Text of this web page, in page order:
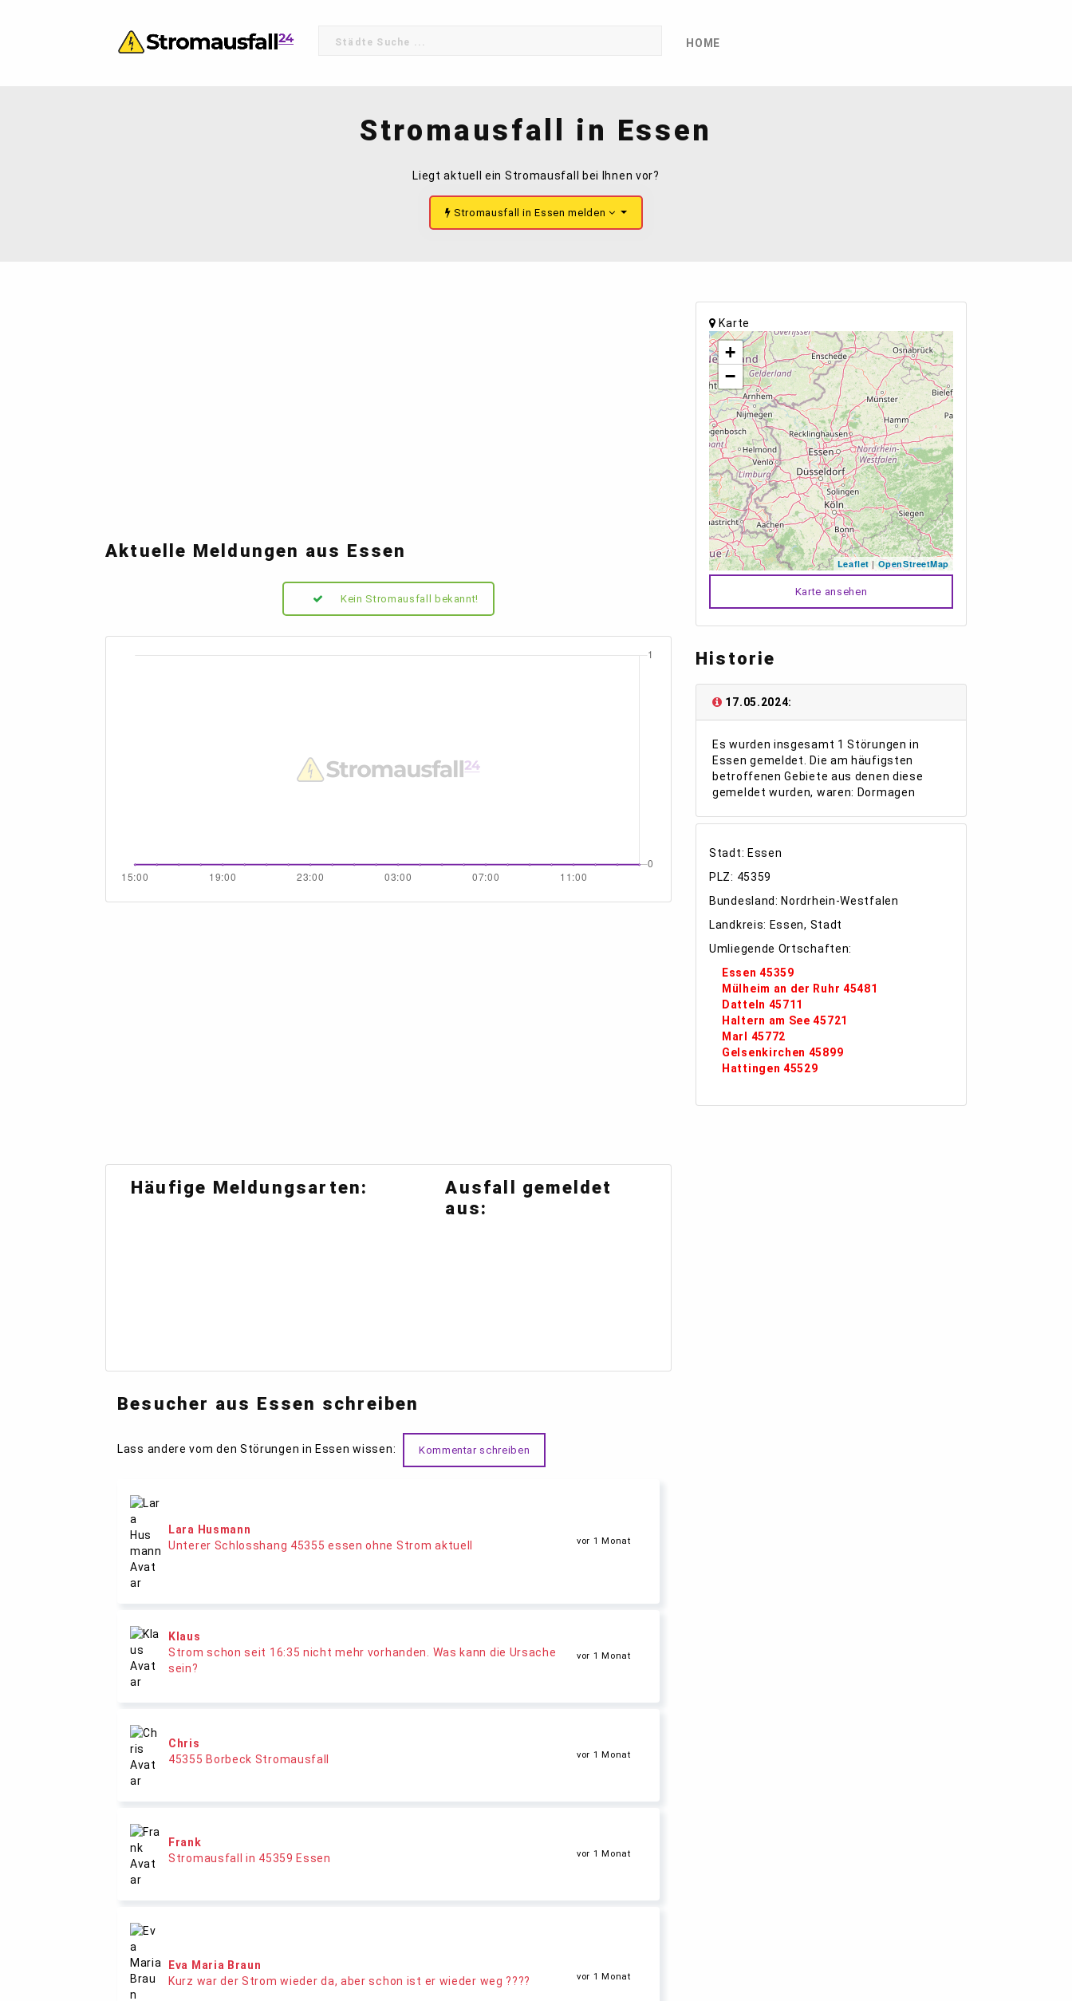
HOME
Stromausfall in Essen
Liegt aktuell ein Stromausfall bei Ihnen vor?
Stromausfall in Essen melden
Aktuelle Meldungen aus Essen
Kein Stromausfall bekannt!
Häufige Meldungsarten:
Ausfall gemeldet
aus:
Besucher aus Essen schreiben
Lass andere vom den Störungen in Essen wissen: Kommentar schreiben
Lara Husmann
Unterer Schlosshang 45355 essen ohne Strom aktuell
vor 1 Monat
Klaus
Strom schon seit 16:35 nicht mehr vorhanden. Was kann die Ursache
sein?
vor 1 Monat
Chris
45355 Borbeck Stromausfall
vor 1 Monat
Frank
Stromausfall in 45359 Essen
vor 1 Monat
Eva Maria Braun
Kurz war der Strom wieder da, aber schon ist er wieder weg ????
vor 1 Monat
Karte
+
−
Leaflet | OpenStreetMap
Karte ansehen
Historie
17.05.2024:
Es wurden insgesamt 1 Störungen in
Essen gemeldet. Die am häufigsten
betroffenen Gebiete aus denen diese
gemeldet wurden, waren: Dormagen
Stadt: Essen
PLZ: 45359
Bundesland: Nordrhein-Westfalen
Landkreis: Essen, Stadt
Umliegende Ortschaften:
Essen 45359
Mülheim an der Ruhr 45481
Datteln 45711
Haltern am See 45721
Marl 45772
Gelsenkirchen 45899
Hattingen 45529